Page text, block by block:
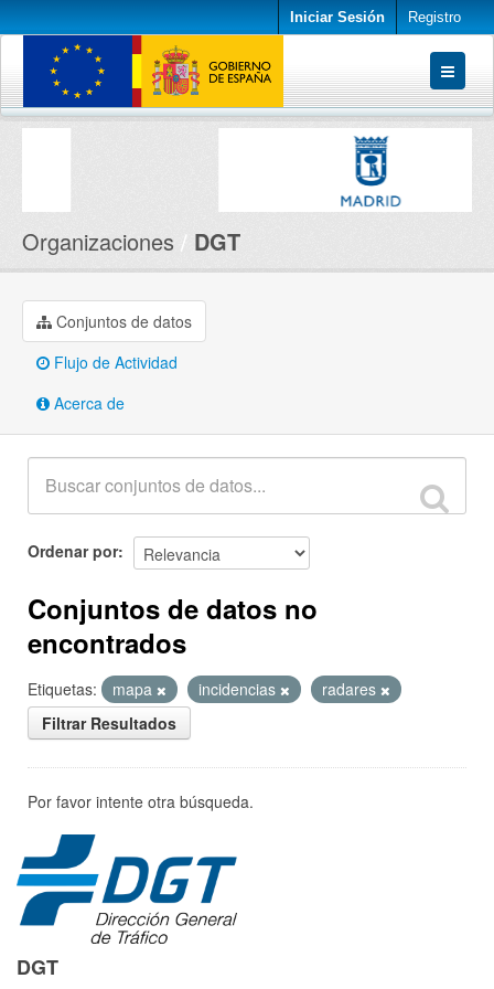
Iniciar Sesión Registro
Conjuntos de datos
Organizaciones DGT
Conjuntos de datos
Flujo de Actividad
Acerca de
Ordenar por
Conjuntos de datos no
encontrados
Etiquetas: mapa incidencias
radares
Filtrar Resultados
Por favor intente otra búsqueda.
DGT